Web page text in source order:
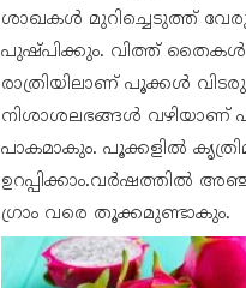
ശാഖകൾ മുറിച്ചെടുത്ത് വേരു
പുഷ്പിക്കും. വിത്ത്
രാത്രിയിലാണ് പൂക്കൾ
നിശാശലഭങ്ങൾ വഴിയാണ്
പാകമാകും. പൂക്കളിൽ
ഉറപ്പിക്കാം.വർഷത്തിൽ
ഗ്രാം വരെ തൂക്കമുണ്ടാകും.